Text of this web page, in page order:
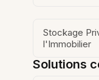
Stockage
l'Immobilier
Solutions